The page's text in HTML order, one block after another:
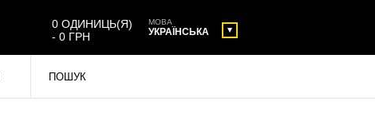
0 ОДИНИЦЬ(Я)
- 0 ГРН
МОВА
УКРАЇНСЬКА